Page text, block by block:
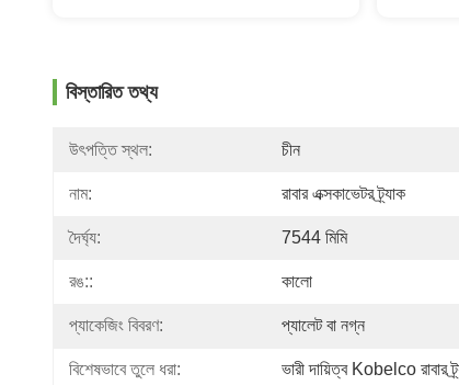
বিস্তারিত তথ্য
উৎপত্তি স্থল: চীন
নাম: রাবার এক্সকাভেটর ট্র্যাক
দৈর্ঘ্য: 7544 মিমি
রঙ:: কালো
প্যাকেজিং বিবরণ: প্যালেট বা নগ্ন
বিশেষভাবে তুলে ধরা: ভারী দায়িত্ব Kobelco রাবার